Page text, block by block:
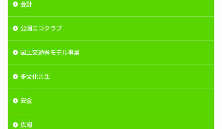
会計
公園エコクラブ
国土交通省モデル事業
多文化共生
安全
広報